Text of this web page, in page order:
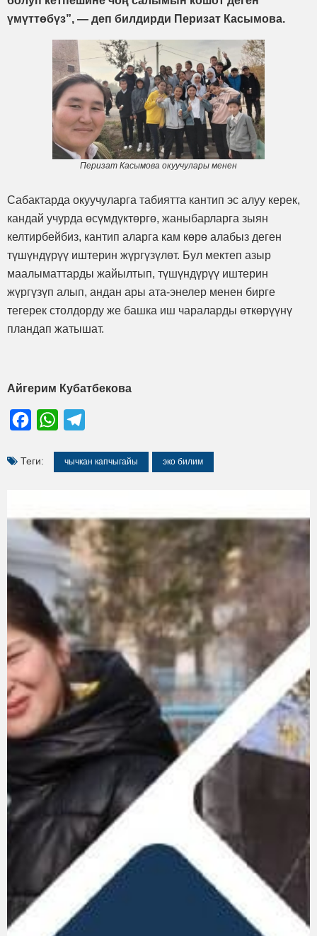
үмүттөбүз”, — деп билдирди Перизат Касымова.
Перизат Касымова окуучулары менен
Сабактарда окуучуларга табиятта кантип эс алуу керек,
кандай учурда өсүмдүктөргө, жаныбарларга зыян
келтирбейбиз, кантип аларга кам көрө алабыз деген
түшүндүрүү иштерин жүргүзүлөт. Бул мектеп азыр
маалыматтарды жайылтып, түшүндүрүү иштерин
жүргүзүп алып, андан ары ата-энелер менен бирге
тегерек столдорду же башка иш чараларды өткөрүүнү
пландап жатышат.
Айгерим Кубатбекова
FacebookWhatsApp
Теги: чычкан капчыгайы эко билим